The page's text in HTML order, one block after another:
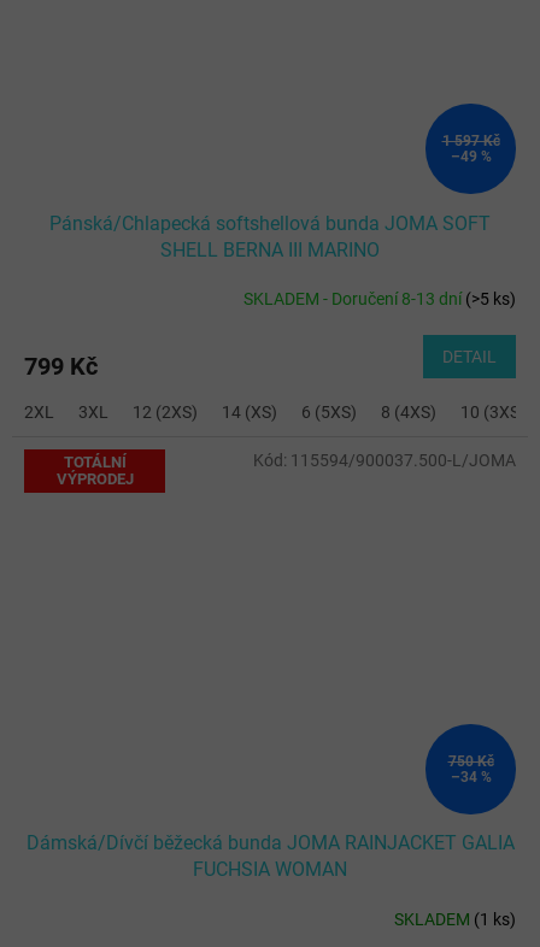
1 597 Kč
–49 %
Pánská/Chlapecká softshellová bunda JOMA SOFT
SHELL BERNA III MARINO
SKLADEM - Doručení 8-13 dní(>5 ks)
799 Kč DETAIL
2XL 3XL 12 (2XS) 14 (XS) 6 (5XS) 8 (4XS) 10 (3XS)
TOTÁLNÍ
VÝPRODEJ
750 Kč
–34 %
Dámská/Dívčí běžecká bunda JOMA RAINJACKET GALIA
FUCHSIA WOMAN
SKLADEM (1 ks)
Kód: 115594/900037.500-L/JOMA